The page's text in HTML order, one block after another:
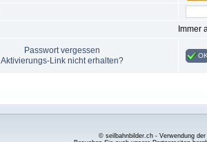
Immer
Passwort vergessen
Aktivierungs-Link nicht erhalten?
© seilbahnbilder.ch - Verwendung